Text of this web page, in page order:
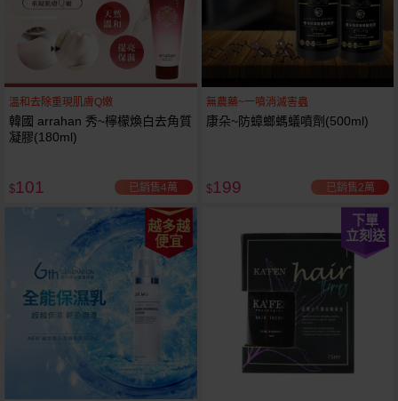
溫和去除重現肌膚Q嫩
韓國 arrahan 秀~檸檬煥白去角質
凝膠(180ml)
$101 已銷售4萬
無農藥~一噴消滅害蟲
康朵~防蟑螂螞蟻噴劑(500ml)
$199 已銷售2萬
越多越
便宜
下單
立刻送